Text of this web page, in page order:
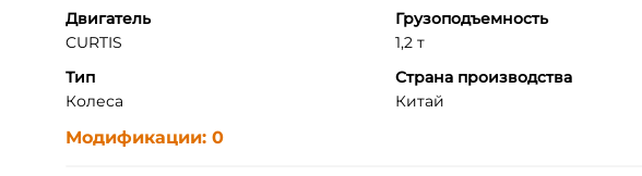
Двигатель
CURTIS
Грузоподъемность
1,2 т
Тип
Колеса
Страна производства
Китай
Модификации: 0